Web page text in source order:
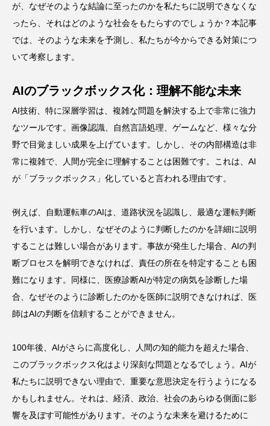
が、なぜそのような結論に至ったのかを私たちに説明できなくな
ったら、それはどのような社会をもたらすのでしょうか？本記事
では、そのような未来を予測し、私たちが今からできる対策につ
いて考察します。
AIのブラックボックス化：理解不能な未来
AI技術、特に深層学習は、複雑な問題を解決する上で非常に強力
なツールです。画像認識、自然言語処理、ゲームなど、様々な分
野で目覚ましい成果を上げています。しかし、その内部構造は非
常に複雑で、人間が完全に理解することは困難です。これは、AI
が「ブラックボックス」化していると言われる理由です。
例えば、自動運転車のAIは、道路状況を認識し、最適な運転判断
を行います。しかし、なぜそのように判断したのかを詳細に説明
することは難しい場合があります。事故が発生した場合、AIの判
断プロセスを解明できなければ、責任の所在を特定することも困
難になります。同様に、医療診断AIが特定の病気を診断した場
合、なぜそのように診断したのかを医師に説明できなければ、医
師はAIの判断を信頼することができません。
100年後、AIがさらに高度化し、人間の知的能力を超えた場合、
このブラックボックス化はより深刻な問題となるでしょう。AIが
私たちに説明できない理由で、重要な意思決定を行うようになる
かもしれません。それは、経済、政治、社会のあらゆる側面に影
響を及ぼす可能性があります。そのような未来を避けるために